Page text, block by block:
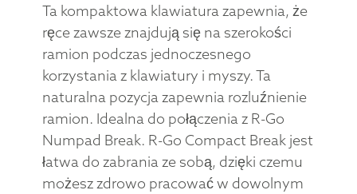
Ta kompaktowa klawiatura zapewnia, że
ręce zawsze znajdują się na szerokości
ramion podczas jednoczesnego
korzystania z klawiatury i myszy. Ta
naturalna pozycja zapewnia rozluźnienie
ramion. Idealna do połączenia z R-Go
Numpad Break. R-Go Compact Break jest
łatwa do zabrania ze sobą, dzięki czemu
możesz zdrowo pracować w dowolnym